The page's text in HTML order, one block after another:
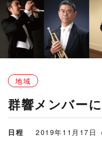
地域
群響メンバー
日程
2019年11月17日（